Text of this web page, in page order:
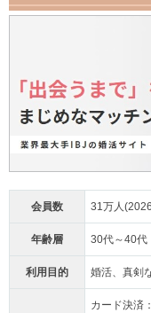
会員数 31万人
年齢層 30代～40代
利用目的 婚活、真剣
カード決済